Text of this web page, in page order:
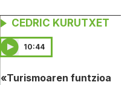
CEDRIC KURUTXET
10:44
«Turismoaren funtzioa